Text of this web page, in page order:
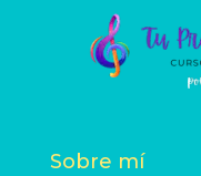
Sobre mí